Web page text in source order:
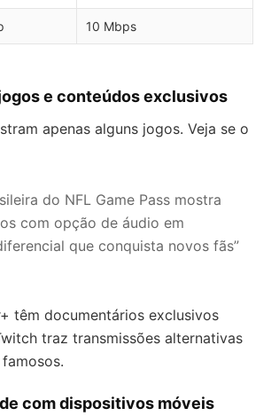
10 Mbps
e conteúdos exclusivos
apenas alguns jogos. Veja se o
do NFL Game Pass mostra
com opção de áudio em
que conquista novos fãs”
têm documentários exclusivos
traz transmissões alternativas
com dispositivos móveis